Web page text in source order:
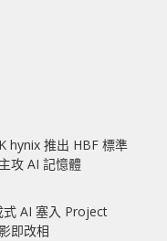
hynix 推出 HBF 標準
攻 AI 記憶體
AI 塞入 Project
即改相